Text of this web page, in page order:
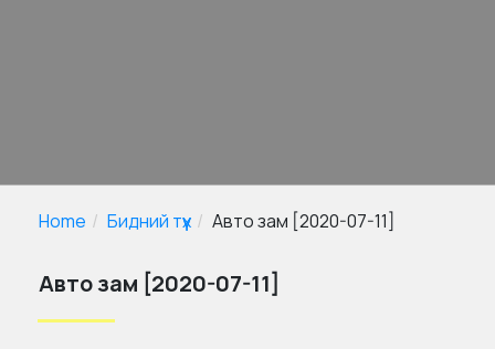
Home Бидний түүх Авто зам [2020-07-11]
Авто зам [2020-07-11]